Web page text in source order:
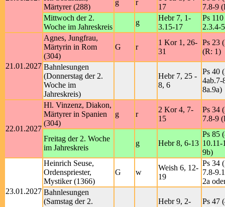
Märtyrer (288)
g r
17
7.8-9
Mittwoch der 2.
Woche im Jahreskreis
g
Hebr 7, 1-
3.15-17
Ps
2.3.4-
21.01.2027
Agnes, Jungfrau,
Märtyrin in Rom
(304)
G r
1 Kor 1, 26-
31
Ps 23
(R: 1)
Bahnlesungen
(Donnerstag der 2.
Woche im
Jahreskreis)
Hebr 7, 25 -
8, 6
Ps 40
4ab.7-
8a.9a)
22.01.2027
Hl. Vinzenz, Diakon,
Märtyrer in Spanien
(304)
g r
2 Kor 4, 7-
15
Ps 34
7.8-9
Freitag der 2. Woche
im Jahreskreis
g Hebr 8, 6-13
Ps 85
10.11-
9b)
23.01.2027
Heinrich Seuse,
Ordenspriester,
Mystiker (1366)
G w
Weish 6, 12-
19
Ps 34
7.8-
2a
Bahnlesungen
(Samstag der 2.
Hebr 9, 2-
Ps 47